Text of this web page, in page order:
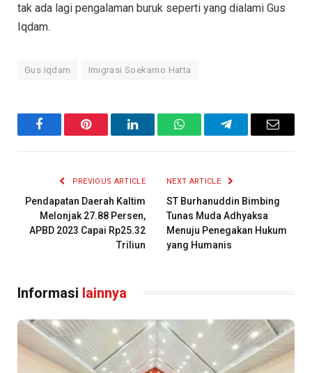
tak ada lagi pengalaman buruk seperti yang dialami Gus
Iqdam.
Gus Iqdam Imigrasi Soekarno Hatta
FacebookPinterest LinkedInWhatsAppTelegramEmail
PREVIOUS ARTICLE
Pendapatan Daerah Kaltim
Melonjak 27.88 Persen,
APBD 2023 Capai Rp25.32
Triliun
NEXT ARTICLE
ST Burhanuddin Bimbing
Tunas Muda Adhyaksa
Menuju Penegakan Hukum
yang Humanis
Informasi lainnya